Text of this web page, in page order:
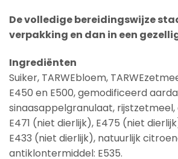
De volledige bereidingswijze
verpakking en dan in een
Ingrediënten
Suiker, TARWEbloem,
E450 en E500, gemodificeerd
sinaasappelgranulaat,
E471 (niet dierlijk), E475 (niet
E433 (niet dierlijk), natuurlijk
antiklontermiddel: E535.